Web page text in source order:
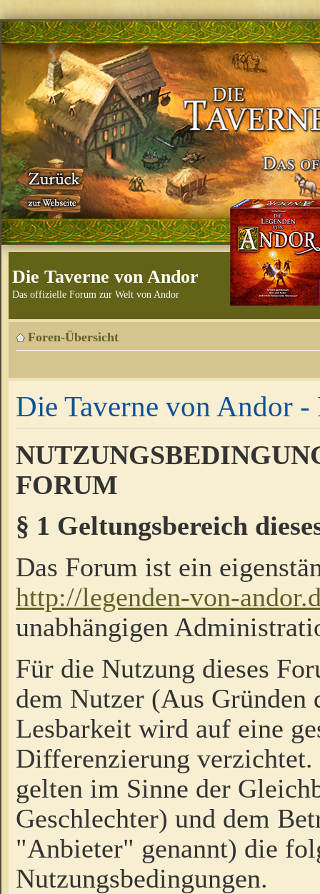
Die Taverne von Andor
Das offizielle Forum zur Welt von Andor
Foren-Übersicht
Die Taverne von Andor -
FORUM
§ 1 Geltungsbereich
Das Forum ist ein
http://legenden-von-
unabhängigen
Für die Nutzung dieses
dem Nutzer (Aus Gründen
Lesbarkeit wird auf eine
Differenzierung
gelten im Sinne der
Geschlechter) und dem
"Anbieter" genannt) die
Nutzungsbedingungen.